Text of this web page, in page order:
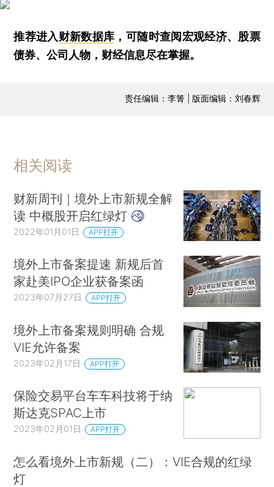
推荐进入财新数据库 ，可随时查阅宏观经济、股票
债券、公司人物，财经信息尽在掌握。
责任编辑：李箐 | 版面编辑：刘春辉
相关阅读
财新周刊｜境外上市新规全解
读 中概股开启红绿灯
2022年01月01日 APP打开
境外上市备案提速 新规后首
家赴美IPO企业获备案函
2023年07月27日 APP打开
境外上市备案规则明确 合规
VIE允许备案
2023年02月17日 APP打开
保险交易平台车车科技将于纳
斯达克SPAC上市
2023年02月01日 APP打开
怎么看境外上市新规（二）：VIE合规的红绿
灯